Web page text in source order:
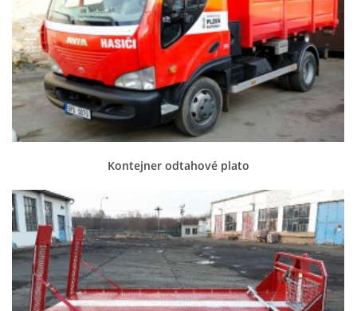
Kontejner odtahové plato